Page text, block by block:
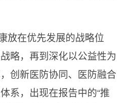
放在优先发展的战略位
略，再到深化以公益性为
创新医防协同、医防融合
系，出现在报告中的“推